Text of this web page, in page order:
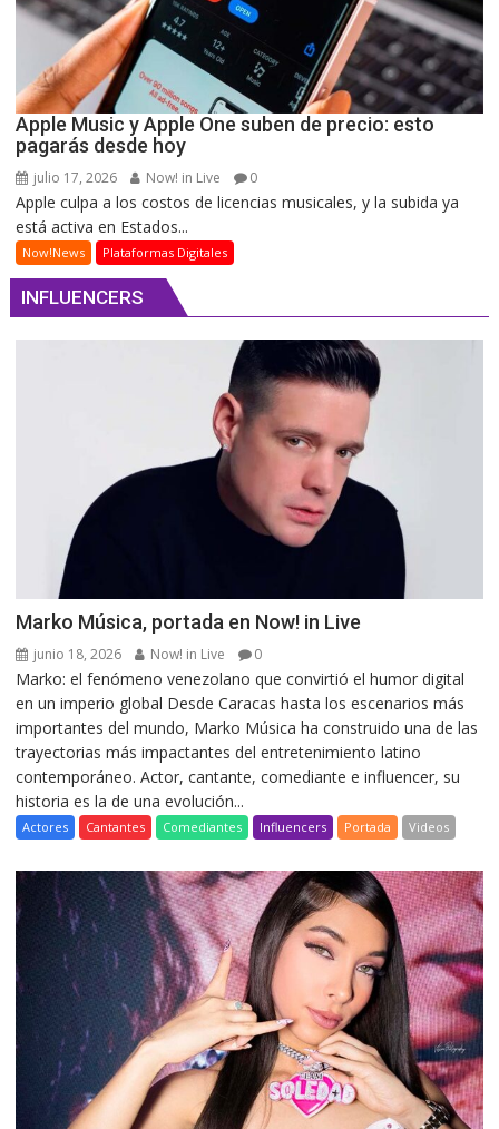
Apple Music y Apple One suben de precio: esto
pagarás desde hoy
julio 17, 2026 Now! in Live 0
Apple culpa a los costos de licencias musicales, y la subida ya
está activa en Estados...
Now!News Plataformas Digitales
INFLUENCERS
Marko Música, portada en Now! in Live
junio 18, 2026 Now! in Live 0
Marko: el fenómeno venezolano que convirtió el humor digital
en un imperio global Desde Caracas hasta los escenarios más
importantes del mundo, Marko Música ha construido una de las
trayectorias más impactantes del entretenimiento latino
contemporáneo. Actor, cantante, comediante e influencer, su
historia es la de una evolución...
Actores Cantantes Comediantes Influencers Portada Videos